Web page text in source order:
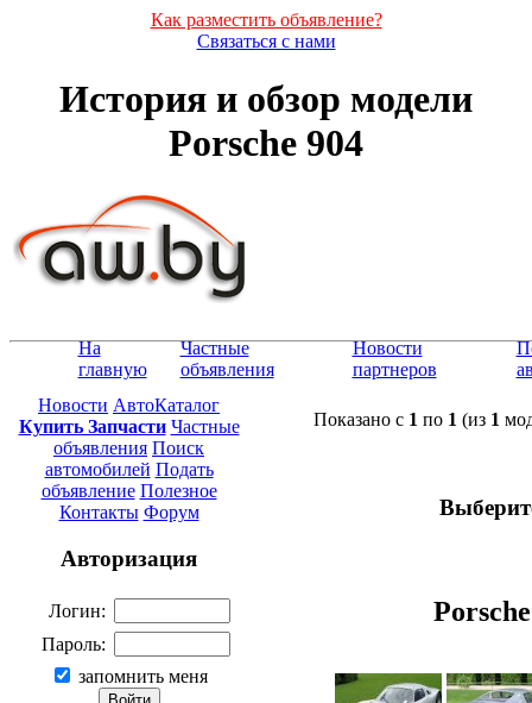
Как разместить объявление?
Связаться с нами
История и обзор модели
Porsche 904
На
главную
Частные
объявления
Новости
партнеров
Новости АвтоКаталог
Купить Запчасти Частные
объявления Поиск
автомобилей Подать
объявление Полезное
Контакты Форум
Авторизация
Логин:
Пароль:
запомнить меня
Показано с 1 по 1 (из 1